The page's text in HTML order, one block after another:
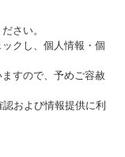
さい。
クし、個人情報・個
すので、予めご容赦
および情報提供に利